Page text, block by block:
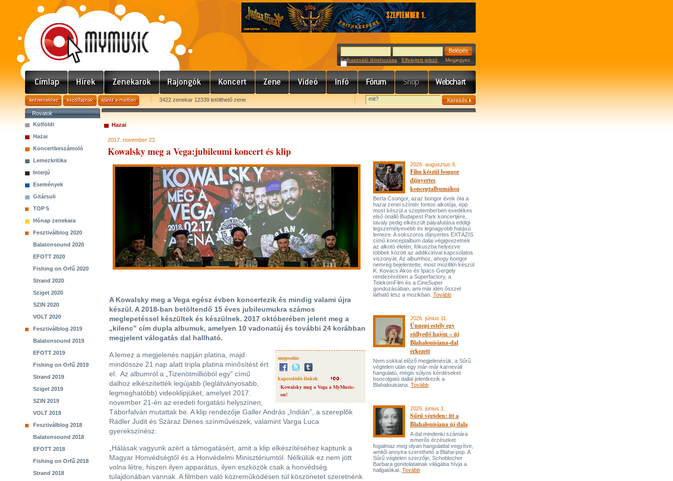
Felhasználó létrehozása Elfelejtett jelszó Megjegyez
3422 zenekar 12339 letölthető zene
Rovatok
Külföldi
Hazai
Koncertbeszámoló
Lemezkritika
Interjú
Események
Gitársuli
TOP 5
Hónap zenekara
Fesztiválblog 2020
Balatonsound 2020
EFOTT 2020
Fishing on Orfű 2020
Strand 2020
Sziget 2020
SZIN 2020
VOLT 2020
Fesztiválblog 2019
Balatonsound 2019
EFOTT 2019
Fishing on Orfű 2019
Strand 2019
Sziget 2019
SZIN 2019
VOLT 2019
Fesztiválblog 2018
Balatonsound 2018
EFOTT 2018
Fishing on Orfű 2018
Strand 2018
Hazai
2017. november 23.
Kowalsky meg a Vega:jubileumi koncert és klip
A Kowalsky meg a Vega egész évben koncertezik és mindig valami újra
készül. A 2018-ban betöltendő 15 éves jubileumukra számos
meglepetéssel készültek és készülnek. 2017 októberében jelent meg a
„kilenc” cím dupla albumuk, amelyen 10 vadonatúj és további 24 korábban
megjelent válogatás dal hallható.
megosztás
kapcsolódó linkek
Kowalsky meg a Vega a MyMusic-
on!
A lemez a megjelenés napján platina, majd
mindössze 21 nap alatt tripla platina minősítést ért
el. Az albumról a „Tizenötmillióból egy” című
dalhoz elkészítették legújabb (leglátványosabb,
legmeghatóbb) videoklipjüket, amelyet 2017.
november 21-én az eredeti forgatási helyszínen,
Táborfalván mutattak be. A klip rendezője Galler András „Indián”, a szereplők
Rádler Judit és Száraz Dénes színművészek, valamint Varga Luca
gyerekszínész.
„Hálásak vagyunk azért a támogatásért, amit a klip elkészítéséhez kaptunk a
Magyar Honvédségtől és a Honvédelmi Minisztériumtól. Nélkülük ez nem jött
volna létre, hiszen ilyen apparátus, ilyen eszközök csak a honvédség
tulajdonában vannak. A filmben való közreműködésen túl köszönetet szeretnénk
2026. augusztus 6.
Film készül bongor
díjnyertes
konceptalbumához
Berta Csongor, azaz bongor évek óta a
hazai zenei színtér fontos alkotója, épp
most készül a szeptemberben esedékes
első önálló Budapest Park koncertjére,
tavaly pedig elkészült pályafutása eddigi
legszemélyesebb és legnagyobb hatású
lemeze. A sokszoros díjnyertes EXTÁZIS
című konceptalbum dalai végigvezetnek
az alkotó életén, fókuszba helyezve
többek között az addikcióval kapcsolatos
viszonyát. Az albumhoz, ahogy bongor
nemrég bejelentette, most mozifilm készül
K. Kovács Ákos és Ipacs Gergely
rendezésében a Superfactory, a
TelekomFilm és a CineSuper
gondozásában, ami már idén ősszel
látható lesz a mozikban. Tovább
2026. június 11.
Ünnepi estély egy
süllyedő hajón – új
Blahalouisiana-dal
érkezett
Nem sokkal előző megjelenésük, a Sűrű
végtelen után egy már-már karneváli
hangulatú, mégis súlyos kérdéseket
boncolgató dallal jelentkezik a
Blahalouisiana. Tovább
2026. június 1.
Sűrű végtelen: itt a
Blahalouisiana új dala
A dal mindenki számára
ismerős érzéseket
fogalmaz meg olyan hangulattal vegyítve,
amitől annyira szerethető a Blaha-pop. A
Sűrű végtelen szerzője, Schoblocher
Barbara gondolatainak világába hívja a
hallgatókat. Tovább